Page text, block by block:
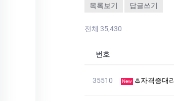
목록보기 답글쓰기
전체 35,430
번호
35510 New ♨️자격증대리시험 ♨️◈